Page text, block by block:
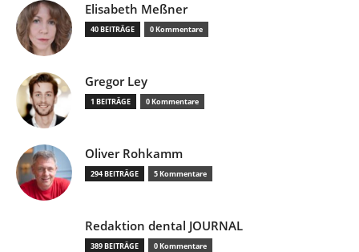
Elisabeth Meßner
40 BEITRÄGE 0 Kommentare
Gregor Ley
1 BEITRÄGE 0 Kommentare
Oliver Rohkamm
294 BEITRÄGE 5 Kommentare
Redaktion dental JOURNAL
389 BEITRÄGE 0 Kommentare